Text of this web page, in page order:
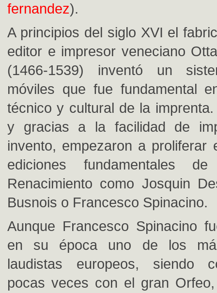
fernandez).
A principios del siglo XVI el
editor e impresor veneciano
(1466-1539) inventó un
móviles que fue fundamental
técnico y cultural de la
y gracias a la facilidad de
invento, empezaron a proliferar
ediciones fundamentales
Renacimiento como Josquin
Busnois o Francesco Spinacino.
Aunque Francesco Spinacino
en su época uno de los
laudistas europeos, siendo
pocas veces con el gran